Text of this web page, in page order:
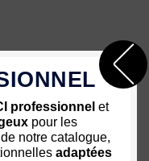
professionnel et
pour les
notre catalogue,
adaptées